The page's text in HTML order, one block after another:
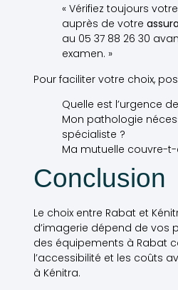
« Vérifiez toujours
auprès de votre
au 05 37 88 26 30
examen. »
Pour faciliter votre choix,
Quelle est l’urgence
Mon pathologie
spécialiste ?
Ma mutuelle couvre-t-
Conclusion
Le choix entre Rabat et
d’imagerie dépend de vos
des équipements à Rabat
l’accessibilité et les coûts
à Kénitra.